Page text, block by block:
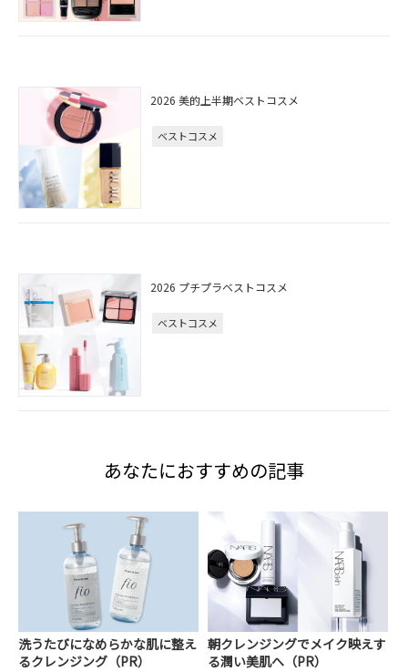
2026 美的上半期ベストコスメ
ベストコスメ
2026 プチプラベストコスメ
ベストコスメ
あなたにおすすめの記事
洗うたびになめらかな肌に整え
るクレンジング（PR）
朝クレンジングでメイク映えす
る潤い美肌へ（PR）